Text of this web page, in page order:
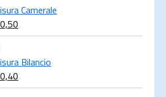
Camerale
Bilancio